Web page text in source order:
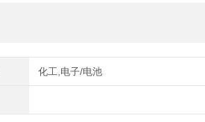
化工,电子/电池